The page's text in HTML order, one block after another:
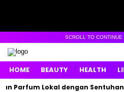
SCROLL TO CONTINUE
HOME BEAUTY HEALTH
Parfum Lokal dengan